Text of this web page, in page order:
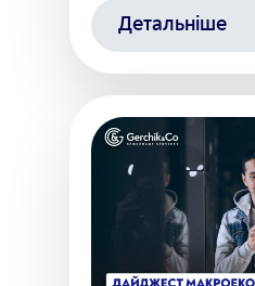
Детальніше